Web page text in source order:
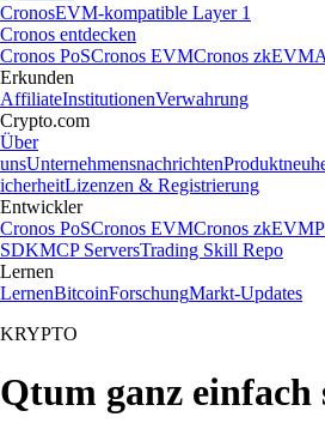
CronosEVM-kompatible Layer 1
Cronos entdecken
Cronos PoSCronos EVMCronos zkEVM
Erkunden
AffiliateInstitutionenVerwahrung
Crypto.com
Über
unsUnternehmensnachrichten
icherheitLizenzen & Registrierung
Entwickler
Cronos PoSCronos EVMCronos zkEVM
SDKMCP ServersTrading Skill Repo
Lernen
LernenBitcoinForschungMarkt-Updates
KRYPTO
Qtum ganz einfach